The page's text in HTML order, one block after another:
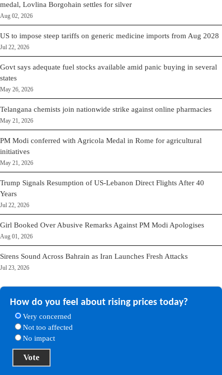
medal, Lovlina Borgohain settles for silver
Aug 02, 2026
US to impose steep tariffs on generic medicine imports from Aug 2028
Jul 22, 2026
Govt says adequate fuel stocks available amid panic buying in several
states
May 26, 2026
Telangana chemists join nationwide strike against online pharmacies
May 21, 2026
PM Modi conferred with Agricola Medal in Rome for agricultural
initiatives
May 21, 2026
Trump Signals Resumption of US-Lebanon Direct Flights After 40
Years
Jul 22, 2026
Girl Booked Over Abusive Remarks Against PM Modi Apologises
Aug 01, 2026
Sirens Sound Across Bahrain as Iran Launches Fresh Attacks
Jul 23, 2026
How do you feel about rising prices today?
Very concerned
Not too affected
No impact